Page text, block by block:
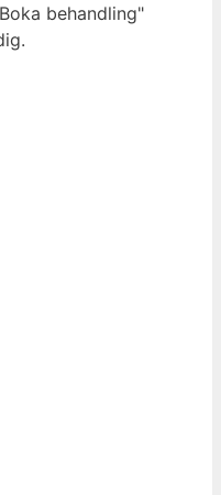
behandling"